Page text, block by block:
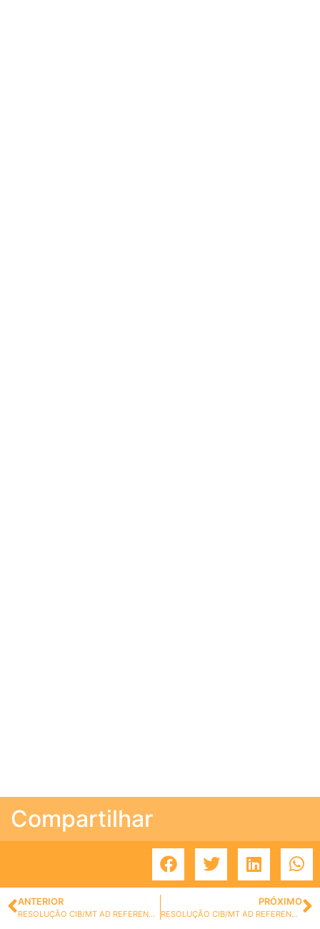
Compartilhar
ANTERIOR
RESOLUÇÃO CIB/MT AD REFERENDUM N.º 08 DE 12 DE FEVEREIRO DE 2021.
PRÓXIMO
RESOLUÇÃO CIB/MT AD REFERENDUM N.º 10, DE 25 DE FEVEREIRO DE 2021